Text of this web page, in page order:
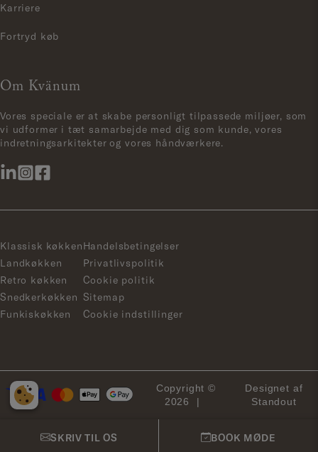
Karriere
Fortryd køb
Om Kvänum
Vores speciale er at skabe personligt tilpassede miljøer, som
vi udformer i tæt samarbejde med dig som kunde, vores
indretningsarkitekter og vores håndværkere.
Klassisk køkken
Landkøkken
Retro køkken
Snedkerkøkken
Funkiskøkken
Handelsbetingelser
Privatlivspolitik
Cookie politik
Sitemap
Cookie indstillinger
Copyright ©
2026
Designet af
Standout
SKRIV TIL OS BOOK MØDE